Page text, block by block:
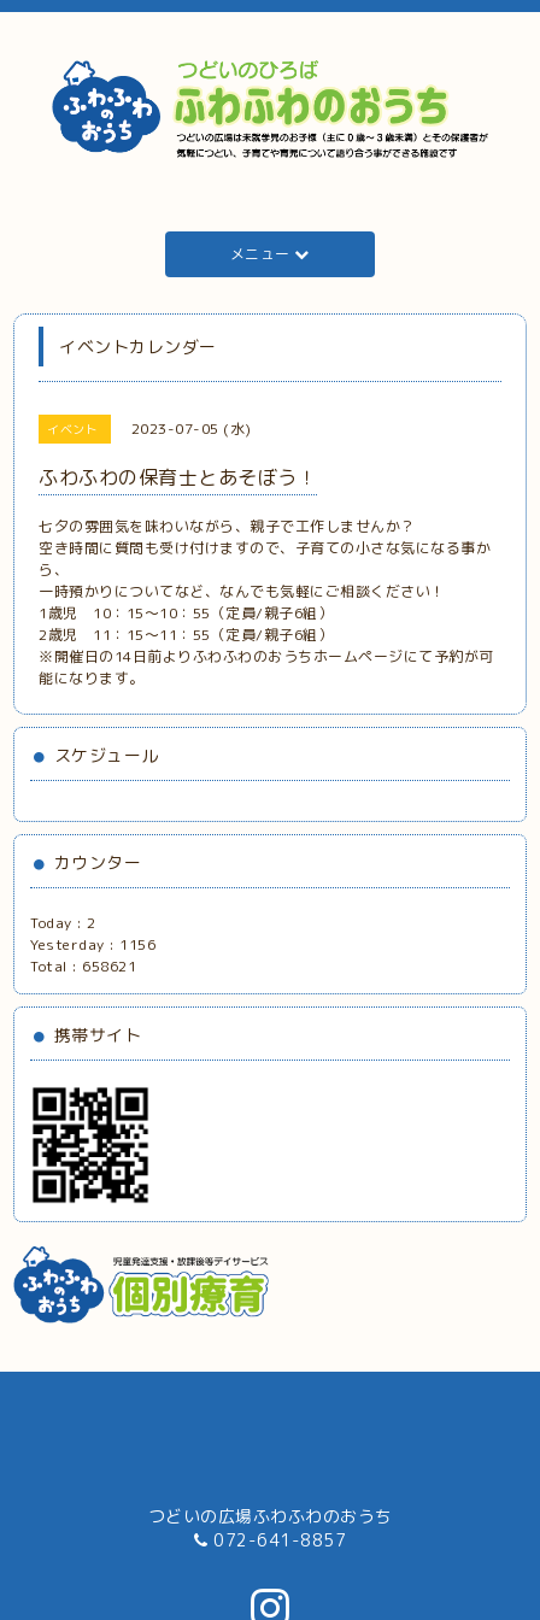
メニュー
イベントカレンダー
イベント 2023-07-05 (水)
ふわふわの保育士とあそぼう！
七夕の雰囲気を味わいながら、親子で工作しませんか？
空き時間に質問も受け付けますので、子育ての小さな気になる事か
ら、
一時預かりについてなど、なんでも気軽にご相談ください！
1歳児 10：15～10：55（定員/親子6組）
2歳児 11：15～11：55（定員/親子6組）
※開催日の14日前よりふわふわのおうちホームページにて予約が可
能になります。
スケジュール
カウンター
Today :2
Yesterday : 1156
Total : 658621
携帯サイト
つどいの広場ふわふわのおうち
072-641-8857